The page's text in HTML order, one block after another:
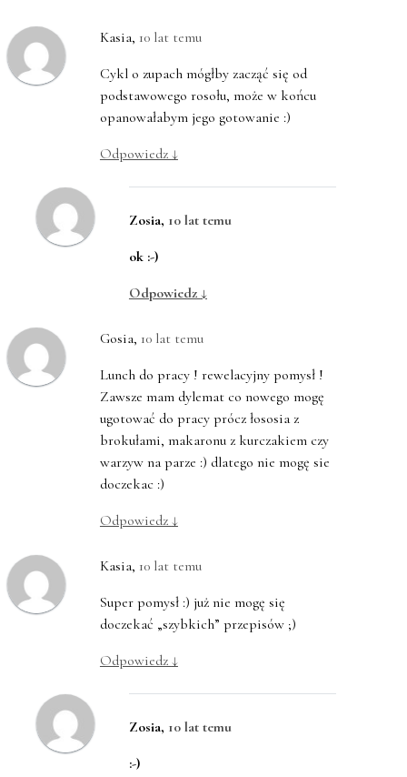
Kasia, 10 lat temu
Cykl o zupach mógłby zacząć się od
podstawowego rosołu, może w końcu
opanowałabym jego gotowanie :)
Odpowiedz ↓
Zosia, 10 lat temu
ok :-)
Odpowiedz ↓
Gosia, 10 lat temu
Lunch do pracy ! rewelacyjny pomysł !
Zawsze mam dylemat co nowego mogę
ugotować do pracy prócz łososia z
brokułami, makaronu z kurczakiem czy
warzyw na parze :) dlatego nie mogę sie
doczekac :)
Odpowiedz ↓
Kasia, 10 lat temu
Super pomysł :) już nie mogę się
doczekać „szybkich” przepisów ;)
Odpowiedz ↓
Zosia, 10 lat temu
:-)